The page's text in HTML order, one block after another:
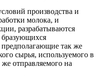
производства и
молока, и
разрабатываются
так же
сырья, используемого в
отправляемого на